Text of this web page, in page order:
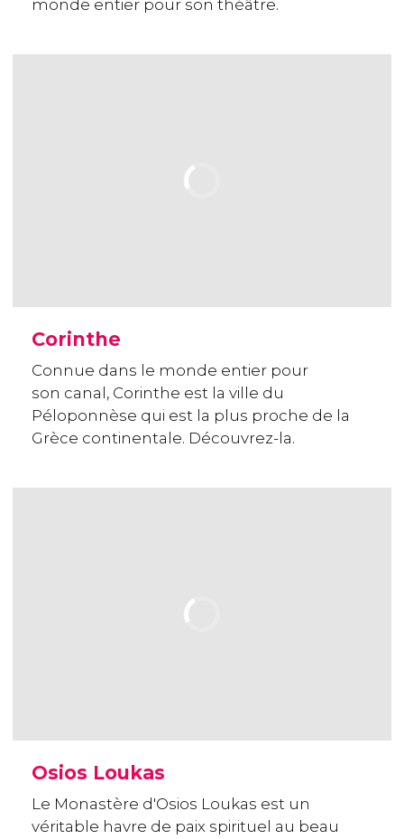
monde entier pour son théâtre.
Corinthe
Connue dans le monde entier pour
son canal, Corinthe est la ville du
Péloponnèse qui est la plus proche de la
Grèce continentale. Découvrez-la.
Osios Loukas
Le Monastère d'Osios Loukas est un
véritable havre de paix spirituel au beau